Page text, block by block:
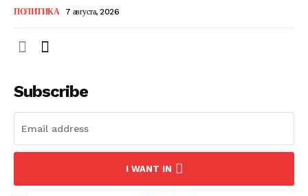
ПОЛИТИКА 7 августа, 2026
Subscribe
I WANT IN